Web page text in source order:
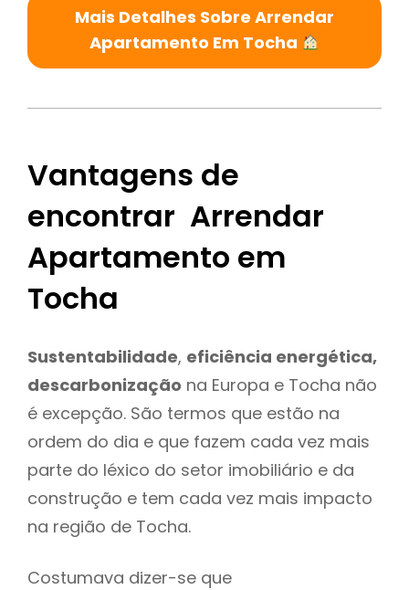
Mais Detalhes Sobre Arrendar
Apartamento Em Tocha
Vantagens de
encontrar Arrendar
Apartamento em
Tocha
Sustentabilidade, eficiência energética,
descarbonização na Europa e Tocha não
é excepção. São termos que estão na
ordem do dia e que fazem cada vez mais
parte do léxico do setor imobiliário e da
construção e tem cada vez mais impacto
na região de Tocha.
Costumava dizer-se que